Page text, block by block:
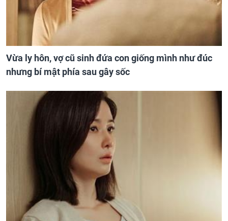
Vừa ly hôn, vợ cũ sinh đứa con giống mình như đúc
nhưng bí mật phía sau gây sốc